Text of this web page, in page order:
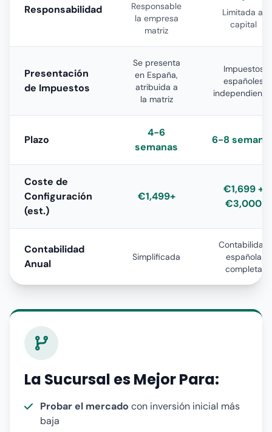
Responsabilidad
Responsable
la empresa
matriz
Limitada al
capital
Presentación
de Impuestos
Se presenta
en España,
atribuida a
la matriz
Impuestos
españoles
Plazo
4-6
semanas
6-8
Coste de
Configuración
(est.)
€1,499+
€1,699 +
€3,000
Contabilidad
Anual
Simplificada
Contabilidad
española
completa
La Sucursal es Mejor Para:
Probar el mercado con inversión inicial más
baja